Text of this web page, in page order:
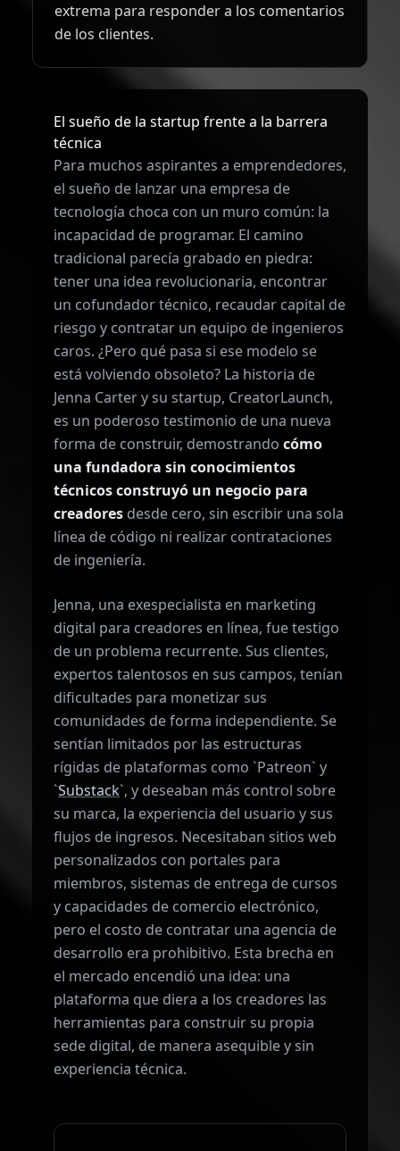
extrema para responder a los comentarios
de los clientes.
El sueño de la startup frente a la barrera
técnica
Para muchos aspirantes a emprendedores,
el sueño de lanzar una empresa de
tecnología choca con un muro común: la
incapacidad de programar. El camino
tradicional parecía grabado en piedra:
tener una idea revolucionaria, encontrar
un cofundador técnico, recaudar capital de
riesgo y contratar un equipo de ingenieros
caros. ¿Pero qué pasa si ese modelo se
está volviendo obsoleto? La historia de
Jenna Carter y su startup, CreatorLaunch,
es un poderoso testimonio de una nueva
forma de construir, demostrando cómo
una fundadora sin conocimientos
técnicos construyó un negocio para
creadores desde cero, sin escribir una sola
línea de código ni realizar contrataciones
de ingeniería.
Jenna, una exespecialista en marketing
digital para creadores en línea, fue testigo
de un problema recurrente. Sus clientes,
expertos talentosos en sus campos, tenían
dificultades para monetizar sus
comunidades de forma independiente. Se
sentían limitados por las estructuras
rígidas de plataformas como `Patreon` y
`Substack`, y deseaban más control sobre
su marca, la experiencia del usuario y sus
flujos de ingresos. Necesitaban sitios web
personalizados con portales para
miembros, sistemas de entrega de cursos
y capacidades de comercio electrónico,
pero el costo de contratar una agencia de
desarrollo era prohibitivo. Esta brecha en
el mercado encendió una idea: una
plataforma que diera a los creadores las
herramientas para construir su propia
sede digital, de manera asequible y sin
experiencia técnica.